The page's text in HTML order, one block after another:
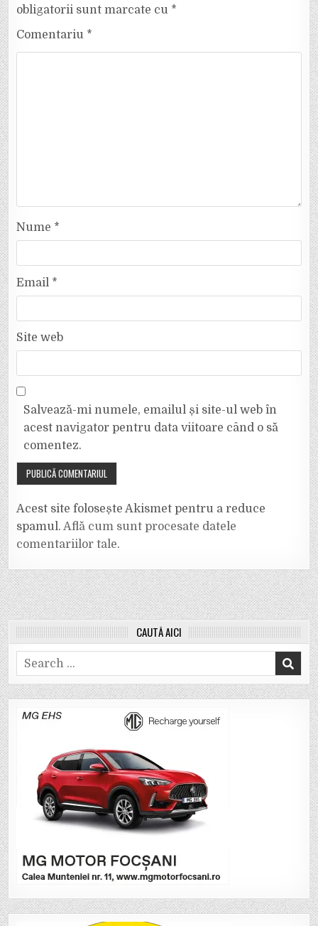
obligatorii sunt marcate cu *
Comentariu *
Nume *
Email *
Site web
Salvează-mi numele, emailul și site-ul web în
acest navigator pentru data viitoare când o să
comentez.
Acest site folosește Akismet pentru a reduce
spamul.Află cum sunt procesate datele
comentariilor tale.
CAUTĂ AICI
Search
for: